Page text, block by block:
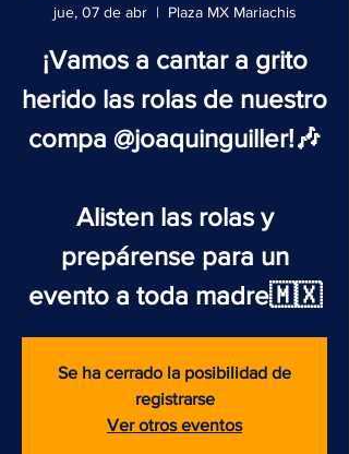
jue, 07 de abr
  |
Plaza MX Mariachis
¡Vamos a cantar a grito
herido las rolas de nuestro
compa @joaquinguiller!🎶
Alisten las rolas y
prepárense para un
evento a toda madre🇲🇽
Se ha cerrado la posibilidad de
registrarse
Ver otros eventos